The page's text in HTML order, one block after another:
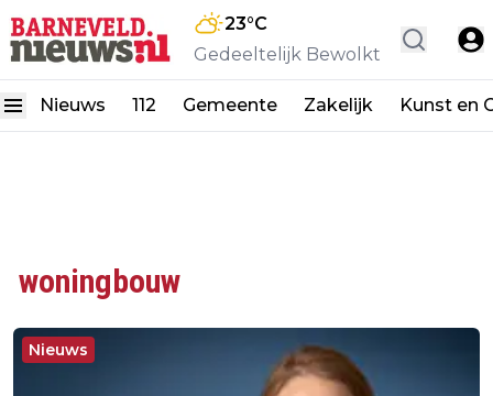
23°C
Gedeeltelijk Bewolkt
Nieuws 112 Gemeente Zakelijk Kunst en
woningbouw
Nieuws